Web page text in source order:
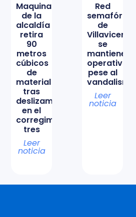
Maquinaria
de la
alcaldía
retira
90
metros
cúbicos
de
material
tras
deslizamiento
en el
corregimiento
tres
Leer
noticia
Red
semafórica
de
Villavicencio
se
mantiene
operativa
pese al
vandalismo
Leer
noticia